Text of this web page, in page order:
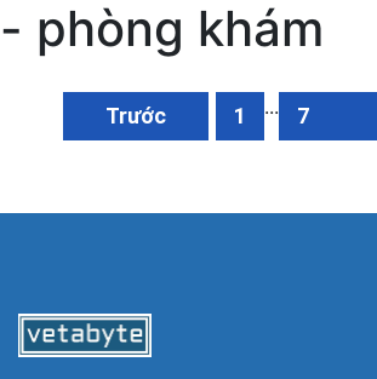
- phòng khám
Trước 1 ... 7